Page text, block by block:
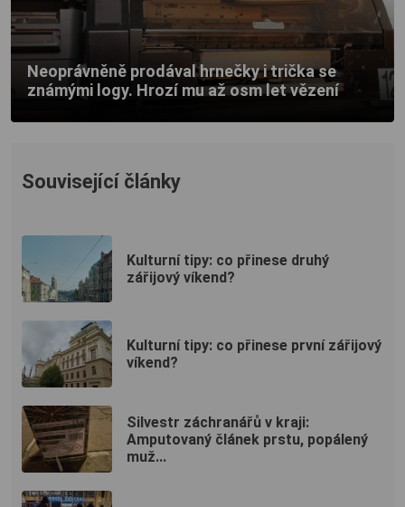
Neoprávněně prodával hrnečky i trička se
známými logy. Hrozí mu až osm let vězení
Související články
Kulturní tipy: co přinese druhý
zářijový víkend?
Kulturní tipy: co přinese první zářijový
víkend?
Silvestr záchranářů v kraji:
Amputovaný článek prstu, popálený
muž...